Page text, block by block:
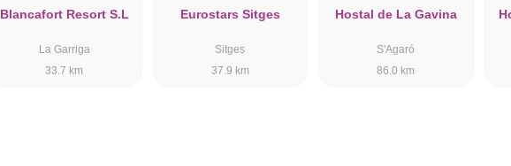
Blancafort Resort S.L
La Garriga
33.7 km
Eurostars Sitges
Sitges
37.9 km
Hostal de La Gavina
S'Agaró
86.0 km